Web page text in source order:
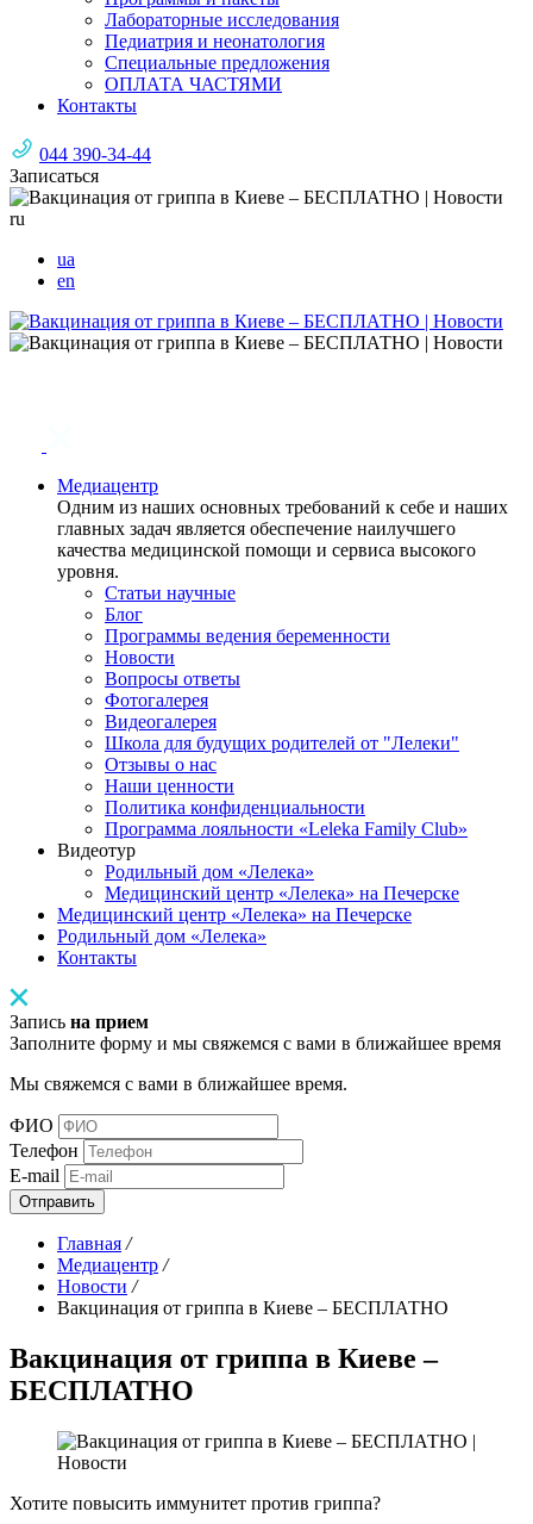
Лабораторные исследования
Педиатрия и неонатология
Специальные предложения
ОПЛАТА ЧАСТЯМИ
Контакты
044 390-34-44
Записаться
ru
ua
en
Медиацентр
Одним из наших основных требований к себе и наших
главных задач является обеспечение наилучшего
качества медицинской помощи и сервиса высокого
уровня.
Статьи научные
Блог
Программы ведения беременности
Новости
Вопросы ответы
Фотогалерея
Видеогалерея
Школа для будущих родителей от "Лелеки"
Отзывы о нас
Наши ценности
Политика конфиденциальности
Программа лояльности «Leleka Family Club»
Видеотур
Родильный дом «Лелека»
Медицинский центр «Лелека» на Печерске
Медицинский центр «Лелека» на Печерске
Родильный дом «Лелека»
Контакты
Запись на прием
Заполните форму и мы свяжемся с вами в ближайшее время
Мы свяжемся с вами в ближайшее время.
ФИО
Телефон
E-mail
Отправить
Главная /
Медиацентр /
Новости /
Вакцинация от гриппа в Киеве – БЕСПЛАТНО
Вакцинация от гриппа в Киеве –
БЕСПЛАТНО
Хотите повысить иммунитет против гриппа?